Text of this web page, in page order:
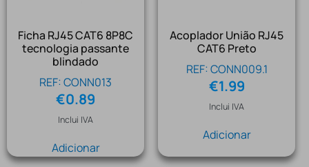
Ficha RJ45 CAT6 8P8C
tecnologia passante
blindado
REF: CONN013
€0.89
Inclui IVA
Adicionar
Acoplador União RJ45
CAT6 Preto
REF: CONN009.1
€1.99
Inclui IVA
Adicionar